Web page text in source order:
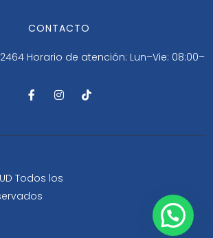
CONTACTO
Horario de atención: Lun–Vie: 08:00–
F
a
b
-
I
n
a
m
T
i
o
Todos los